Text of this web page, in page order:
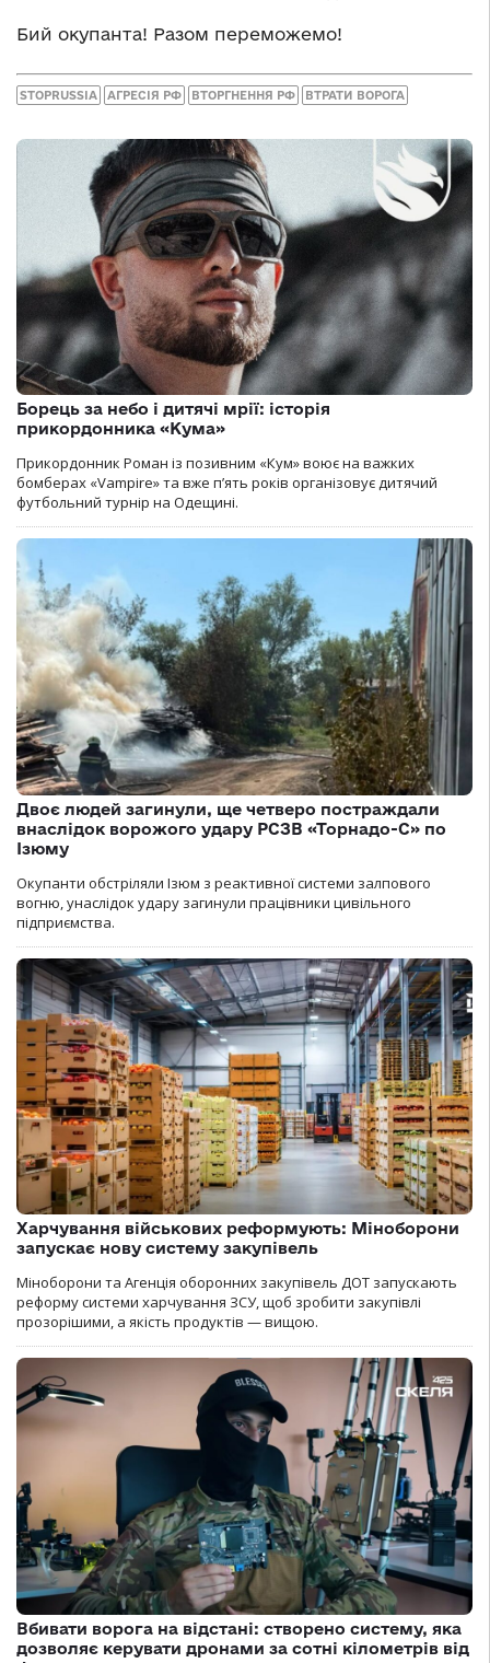
Бий окупанта! Разом переможемо!
STOPRUSSIA АГРЕСІЯ РФ ВТОРГНЕННЯ РФ ВТРАТИ ВОРОГА
Борець за небо і дитячі мрії: історія
прикордонника «Кума»
Прикордонник Роман із позивним «Кум» воює на важких
бомберах «Vampire» та вже п’ять років організовує дитячий
футбольний турнір на Одещині.
Двоє людей загинули, ще четверо постраждали
внаслідок ворожого удару РСЗВ «Торнадо-С» по
Ізюму
Окупанти обстріляли Ізюм з реактивної системи залпового
вогню, унаслідок удару загинули працівники цивільного
підприємства.
Харчування військових реформують: Міноборони
запускає нову систему закупівель
Міноборони та Агенція оборонних закупівель ДОТ запускають
реформу системи харчування ЗСУ, щоб зробити закупівлі
прозорішими, а якість продуктів — вищою.
Вбивати ворога на відстані: створено систему, яка
дозволяє керувати дронами за сотні кілометрів від